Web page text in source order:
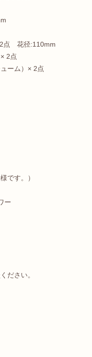
2点 花径:110mm
2点
ーム）× 2点
です。）
ー
ださい。